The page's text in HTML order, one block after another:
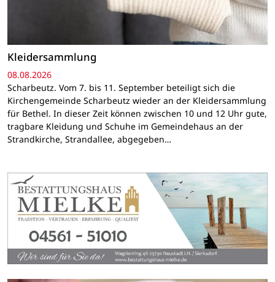
Kleidersammlung
08.08.2026
Scharbeutz. Vom 7. bis 11. September beteiligt sich die
Kirchengemeinde Scharbeutz wieder an der Kleidersammlung
für Bethel. In dieser Zeit können zwischen 10 und 12 Uhr gute,
tragbare Kleidung und Schuhe im Gemeindehaus an der
Strandkirche, Strandallee, abgegeben…